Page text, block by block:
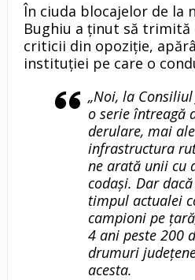
În ciuda blocajelor de la
Bughiu a ținut să trimită
criticii din opoziție,
instituției pe care o
„Noi, la
o serie întreagă
derulare, mai
infrastructura
ne arată unii cu
codași. Dar
timpul actualei
campioni pe
4 ani peste 200
drumuri
acesta.